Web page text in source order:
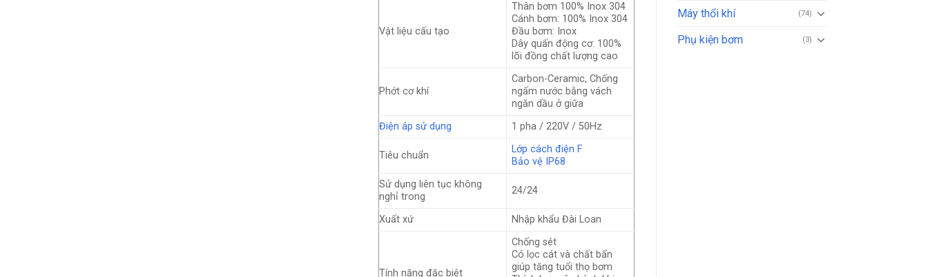
Vật liệu cấu tạo
Thân bơm 100% Inox 304
Cánh bơm: 100% Inox 304
Đầu bơm: Inox
Dây quấn động cơ: 100%
lõi đồng chất lượng cao
Phớt cơ khí
Carbon-Ceramic, Chống
ngấm nước bằng vách
ngăn dầu ở giữa
Điện áp sử dụng
1 pha / 220V / 50Hz
Tiêu chuẩn
Lớp cách điện F
Bảo vệ IP68
Sử dụng liên tục không
nghỉ trong
24/24
Xuất xứ Nhập khẩu Đài Loan
Tính năng đặc biệt
Chống sét
Có lọc cát và chất bẩn
giúp tăng tuổi thọ bơm
Máy thổi khí (74)
Phụ kiện bơm (3)